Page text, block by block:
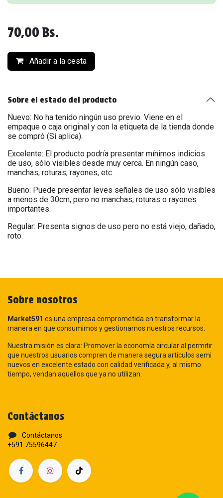
70,00 Bs.
Añadir a la cesta
Sobre el estado del producto
Nuevo: No ha tenido ningún uso previo. Viene en el
empaque o caja original y con la etiqueta de la tienda donde
se compró (Si aplica).
Excelente: El producto podría presentar mínimos indicios
de uso, sólo visibles desde muy cerca. En ningún caso,
manchas, roturas, rayones, etc.
Bueno: Puede presentar leves señales de uso sólo visibles
a menos de 30cm, pero no manchas, roturas o rayones
importantes.
Regular: Presenta signos de uso pero no está viejo, dañado,
roto.
Sobre nosotros
Market591 es una empresa comprometida en transformar la
manera en que consumimos y gestionamos nuestros recursos.
Nuestra misión es clara: Promover la economía circular al permitir
que nuestros usuarios compren de manera segura artículos semi
nuevos en excelente estado con calidad verificada y, al mismo
tiempo, vendan aquellos que ya no utilizan.
Contáctanos
Contáctanos
+591 75596447